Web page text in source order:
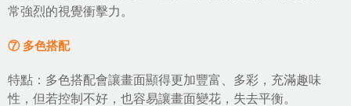
常強烈的視覺衝擊力。
⑦ 多色搭配
特點：多色搭配會讓畫面顯得更加豐富、多彩，充滿趣味
性，但若控制不好，也容易讓畫面變花，失去平衡。